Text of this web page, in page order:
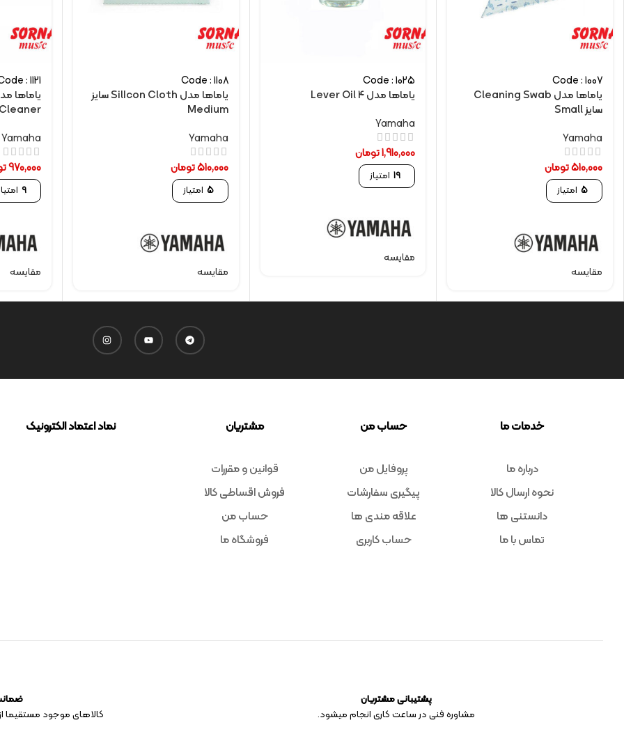
Code : 1007
یاماها مدل Cleaning Swab
سایز Small
Yamaha
510,000تومان
5 امتیاز
مقایسه
Code : 1025
یاماها مدل Lever Oil 4
Yamaha
1,910,000تومان
19 امتیاز
مقایسه
Code : 1108
یاماها مدل SilIcon Cloth سایز
Medium
Yamaha
510,000تومان
5 امتیاز
مقایسه
: 1121
Cleaner
Yamaha
970,000
9
مقایسه
خدمات ما
درباره ما
نحوه ارسال کالا
دانستنی ها
تماس با ما
حساب من
پروفایل من
پیگیری سفارشات
علاقه مندی ها
حساب کاربری
مشتریان
قوانین و مقررات
فروش اقساطی کالا
حساب من
فروشگاه ما
نماد اعتماد الکترونیک
پشتیبانی مشتریان
مشاوره فنی در ساعت کاری انجام میشود.
کالاهای موجود مستقیما